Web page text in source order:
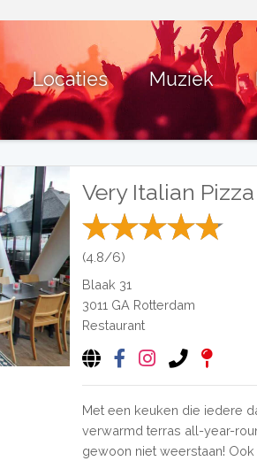
Locaties Muziek
Very Italian Pizza
(4.8/6)
Blaak 31
3011 GA Rotterdam
Restaurant
Met een keuken die iedere
verwarmd terras all-year-
gewoon niet weerstaan!